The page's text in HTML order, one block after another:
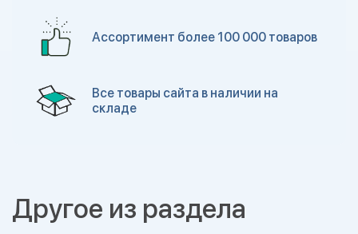
Ассортимент более 100 000 товаров
Все товары сайта в наличии на
складе
Другое из раздела